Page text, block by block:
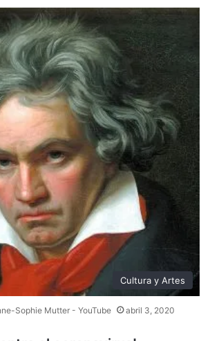
Cultura y Artes
Sophie Mutter - YouTube
abril 3, 2020